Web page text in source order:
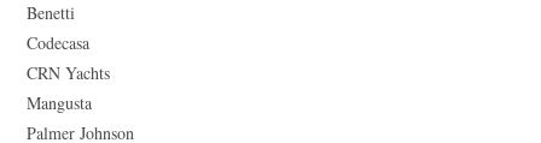
Benetti
Codecasa
CRN Yachts
Mangusta
Palmer Johnson